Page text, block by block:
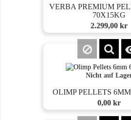
VERBA PREMIUM
70X15KG
Preis
2.299,00 kr
Nicht auf
OLIMP PELLETS
Preis
0,00 kr